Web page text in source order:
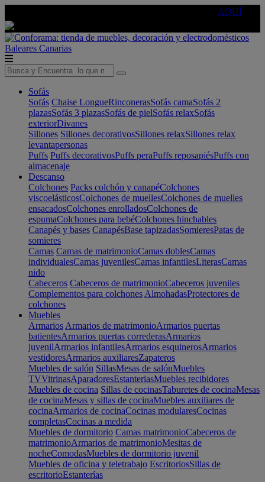
AQUÍ
Baleares Canarias
Sofás
Sofás Chaise LongueRinconerasSofás camaSofás 2
plazasSofás 3 plazasSofás de pielSofás relaxSofás
exteriorDivanes
Sillones Sillones decorativosSillones relaxSillones relax
levantapersonas
Puffs Puffs decorativosPuffs peraPuffs reposapiésPuffs con
almacenaje
Descanso
Colchones Packs colchón y canapéColchones
viscoelásticosColchones de muellesColchones de muelles
ensacadosColchones enrolladosColchones de
espumaColchones para bebéColchones hinchables
Canapés y bases CanapésBase tapizadasSomieresPatas de
somieres
Camas Camas de matrimonioCamas doblesCamas
individualesCamas juvenilesCamas infantilesLiterasCamas
nido
Cabeceros Cabeceros de matrimonioCabeceros juveniles
Complementos para colchones AlmohadasProtectores de
colchones
Muebles
Armarios Armarios de matrimonioArmarios puertas
batientesArmarios puertas correderasArmarios
juvenilArmarios infantilesArmarios esquinerosArmarios
vestidoresArmarios auxiliaresZapateros
Muebles de salón SillasMesas de salónMuebles
TVVitrinasAparadoresEstanteriasMuebles recibidores
Muebles de cocina Sillas de cocinasTaburetes de cocinaMesas
de cocinaMesas y sillas de cocinaMuebles auxiliares de
cocinaArmarios de cocinaCocinas modularesCocinas
completasCocinas a medida
Muebles de dormitorio Camas matrimonioCabeceros de
matrimonioArmarios de matrimonioMesitas de
nocheComodasMuebles de dormitorio juvenil
Muebles de oficina y teletrabajo EscritoriosSillas de
escritorioEstanterías